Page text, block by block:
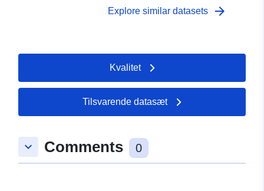
Explore similar datasets arrow_forward
Kvalitet
Tilsvarende datasæt
keyboard_arrow_down Comments 0